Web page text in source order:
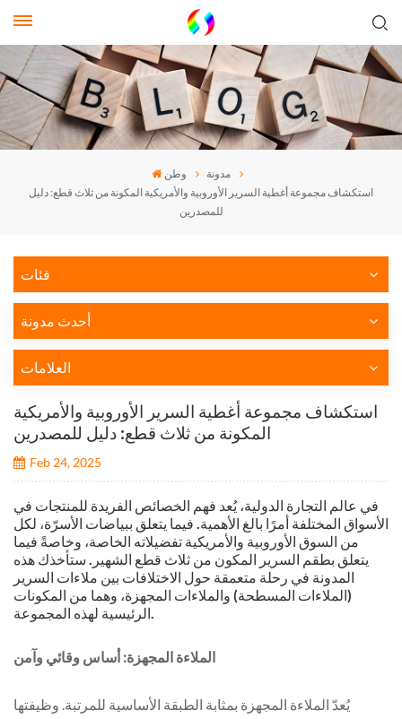
وطن
مدونة
استكشاف مجموعة أغطية السرير الأوروبية والأمريكية المكونة من ثلاث قطع: دليل
للمصدرين
فئات
أحدث مدونة
العلامات
استكشاف مجموعة أغطية السرير الأوروبية والأمريكية
المكونة من ثلاث قطع: دليل للمصدرين
Feb 24, 2025
في عالم التجارة الدولية، يُعد فهم الخصائص الفريدة للمنتجات في
الأسواق المختلفة أمرًا بالغ الأهمية. فيما يتعلق ببياضات الأسرّة، لكل
من السوق الأوروبية والأمريكية تفضيلاته الخاصة، وخاصةً فيما
يتعلق بطقم السرير المكون من ثلاث قطع الشهير. ستأخذك هذه
المدونة في رحلة متعمقة حول الاختلافات بين ملاءات السرير
(الملاءات المسطحة) والملاءات المجهزة، وهما من المكونات
الملاءة المجهزة: أساس وقائي وآمن
يُعدّ الملاءة المجهزة بمثابة الطبقة الأساسية للمرتبة. وظيفتها